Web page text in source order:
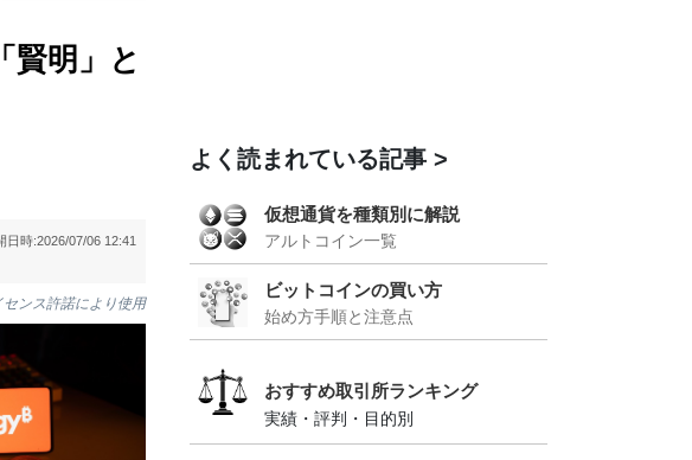
賢明」と
日時:2026/07/06 12:41
ンス許諾により使用
よく読まれている記事
仮想通貨を種類別に解説
アルトコイン一覧
ビットコインの買い方
始め方手順と注意点
おすすめ取引所ランキング
実績・評判・目的別